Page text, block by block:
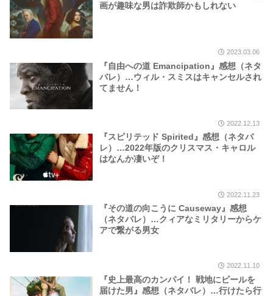
画が趣味な男は詐欺師かもしれない
2023.03.06
『自由への道 Emancipation』感想（ネタ
バレ）…ウィル・スミスはキャンセルされ
てません！
2022.12.13
『スピリテッド Spirited』感想（ネタバ
レ）…2022年版のクリスマス・キャロル
はなんか凄いぞ！
2022.11.23
『その道の向こうに Causeway』感想
（ネタバレ）…クィアなミリタリーからケ
アで繋がる男女
2022.11.10
『史上最高のカンパイ！ 戦地にビールを
届けた男』感想（ネタバレ）…行けたら行